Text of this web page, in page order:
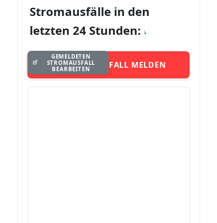
Stromausfälle in den
letzten 24 Stunden:
STROMAUSFALL MELDEN
GEMELDETEN
STROMAUSFALL
BEARBEITEN